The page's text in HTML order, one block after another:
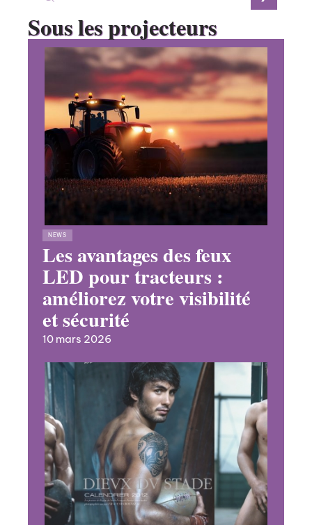
Sous les projecteurs
NEWS
Les avantages des feux
LED pour tracteurs :
améliorez votre visibilité
et sécurité
10 mars 2026